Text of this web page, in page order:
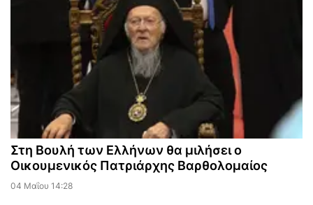
Στη Βουλή των Ελλήνων θα μιλήσει ο
Οικουμενικός Πατριάρχης Βαρθολομαίος
04 Μαΐου 14:28